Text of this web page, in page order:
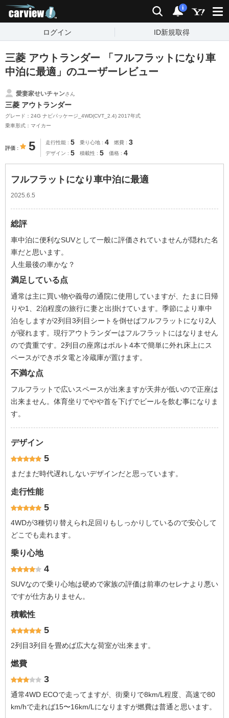
検索 通知
i
ログイン ID新規取得
三菱 アウトランダー 「フルフラットになり車
中泊に最適」のユーザーレビュー
愛妻家せいチャンさん
三菱 アウトランダー
グレード：24G ナビパッケージ_4WD(CVT_2.4) 2017年式
乗車形式：マイカー
評価 5 走行性能 5 乗り心地 4 燃費 3
デザイン 5 積載性 5 価格 4
フルフラットになり車中泊に最適
2025.6.5
総評
車中泊に便利なSUVとして一般に評価されていませんが隠れた名
車だと思います。
人生最後の車かな？
満足している点
通常は主に買い物や義母の通院に使用していますが、たまに日帰
りや1、2泊程度の旅行に妻と出掛けています。季節により車中
泊をしますが2列目3列目シートを倒せばフルフラットになり2人
が寝れます。現行アウトランダーはフルフラットにはなりません
ので貴重です。2列目の座席はボルト4本で簡単に外れ床上にス
ペースができポタ電と冷蔵庫が置けます。
不満な点
フルフラットで広いスペースが出来ますが天井が低いので正座は
出来ません。体育坐りでやや首を下げでビールを飲む事になりま
す。
デザイン
5
まだまだ時代遅れしないデザインだと思っています。
走行性能
5
4WDが3種切り替えられ足回りもしっかりしているので安心して
どこでも走れます。
乗り心地
4
SUVなので乗り心地は硬めで家族の評価は前車のセレナより悪い
ですが仕方ありません。
積載性
5
2列目3列目を畳めば広大な荷室が出来ます。
燃費
3
通常4WD ECOで走ってますが、街乗りで8km/L程度、高速で80
km/hで走れば15〜16km/Lになりますが燃費は普通と思います。